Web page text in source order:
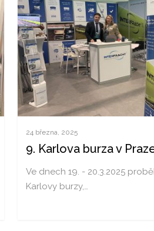
24 března, 2025
9. Karlova burza v
Ve dnech 19. - 20.3.2025
Karlovy burzy,…